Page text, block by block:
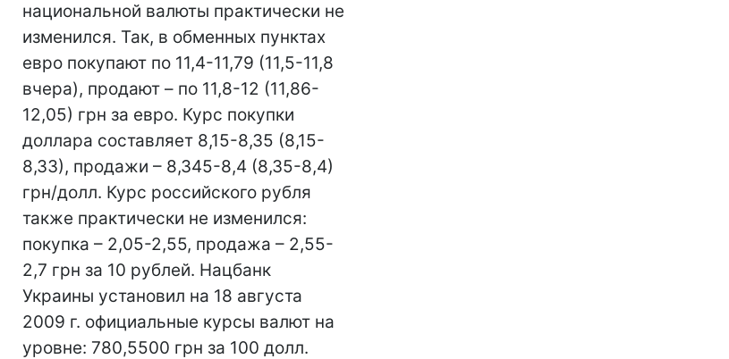
национальной валюты практически не
изменился. Так, в обменных пунктах
евро покупают по 11,4-11,79 (11,5-11,8
вчера), продают – по 11,8-12 (11,86-
12,05) грн за евро. Курс покупки
доллара составляет 8,15-8,35 (8,15-
8,33), продажи – 8,345-8,4 (8,35-8,4)
грн/долл. Курс российского рубля
также практически не изменился:
покупка – 2,05-2,55, продажа – 2,55-
2,7 грн за 10 рублей. Нацбанк
Украины установил на 18 августа
2009 г. официальные курсы валют на
уровне: 780,5500 грн за 100 долл.